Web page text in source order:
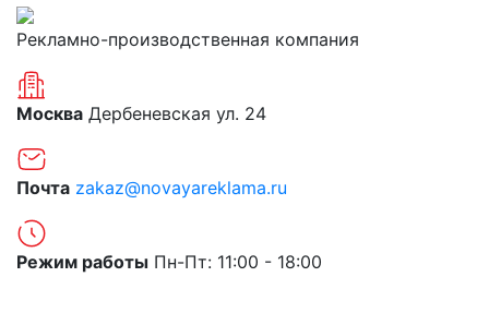
Рекламно-производственная компания
Москва Дербеневская ул. 24
Почта zakaz@novayareklama.ru
Режим работы Пн-Пт: 11:00 - 18:00